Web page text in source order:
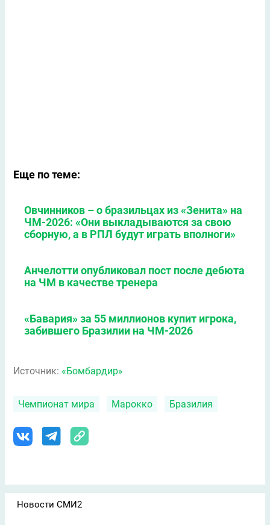
Еще по теме:
Овчинников – о бразильцах из «Зенита» на
ЧМ-2026: «Они выкладываются за свою
сборную, а в РПЛ будут играть вполноги»
Анчелотти опубликовал пост после дебюта
на ЧМ в качестве тренера
«Бавария» за 55 миллионов купит игрока,
забившего Бразилии на ЧМ-2026
Источник: «Бомбардир»
Чемпионат мира Марокко Бразилия
Новости СМИ2